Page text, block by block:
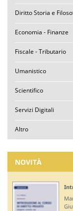
Diritto Storia e
Economia - Finanze
Fiscale - Tributario
Umanistico
Scientifico
Servizi Digitali
Altro
NOVITÀ